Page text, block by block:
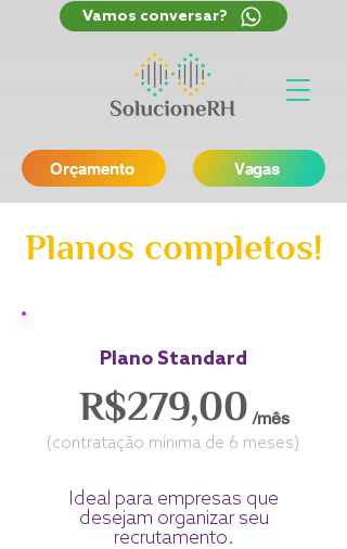
Orçamento Vagas
Vamos conversar?
Planos completos!
Plano Standard
R$279,00 /mês
(contratação mínima de 6 meses)
Ideal para empresas que
desejam organizar seu
recrutamento.